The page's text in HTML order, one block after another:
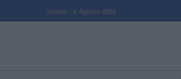
Sabato , 8 Agosto 2026